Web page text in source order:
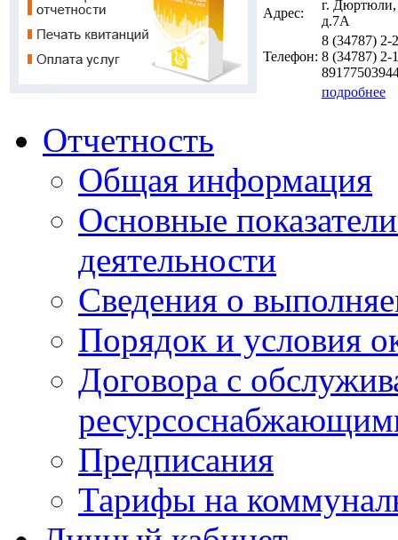
Адрес:
г. Дюртюли,
д.7А
Телефон:
8 (34787) 2-
8 (34787) 2-
подробнее
Отчетность
Общая информация
Основные
деятельности
Сведения о
Порядок и условия
Договора с
Предписания
Тарифы на